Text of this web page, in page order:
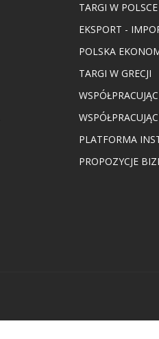
TARGI W POLSCE
EKSPORT -
POLSKA
TARGI W GRECJI
PLATFORMA
PROPOZYCJE